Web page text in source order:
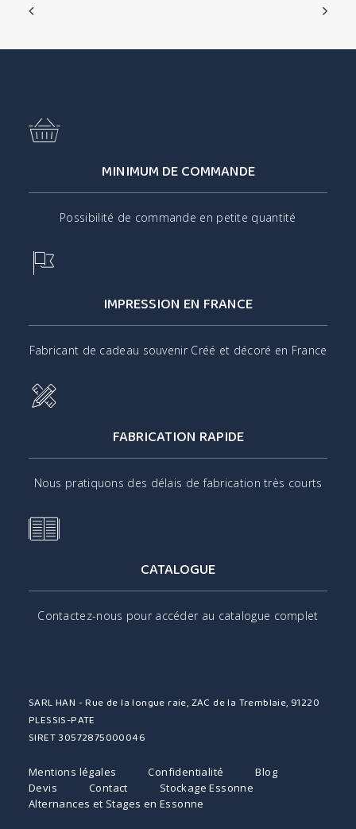
MINIMUM DE COMMANDE
Possibilité de commande en petite quantité
IMPRESSION EN FRANCE
Fabricant de cadeau souvenir Créé et décoré en France
FABRICATION RAPIDE
Nous pratiquons des délais de fabrication très courts
CATALOGUE
Contactez-nous pour accéder au catalogue complet
SARL HAN - Rue de la longue raie, ZAC de la Tremblaie, 91220
PLESSIS-PATE
SIRET 30572875000046
Mentions légales Confidentialité
Blog
Devis
Contact
Stockage Essonne
Alternances et Stages en Essonne